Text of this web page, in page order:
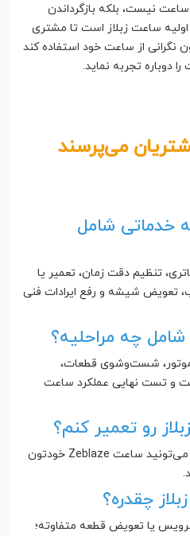
نیست، بلکه بازگرداندن
ساعت زبلاز است تا مشتری
نگرانی از ساعت خود استفاده کند
تجربه نماید.
می‌پرسند
خدماتی شامل
تنظیم دقت زمان، تعمیر یا
تعویض شیشه و رفع ایرادات فنی
چه مراحلیه؟
شست‌وشوی قطعات،
و تست نهایی عملکرد ساعت
رو تعمیر کنم؟
برای تعمیر تخصصی و مطمئن، می‌تونید ساعت Zeblaze خودتون
چقدره؟
یا تعویض قطعه متفاوته؛